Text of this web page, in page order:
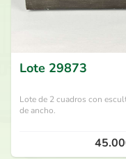
Lote 29873
Lote de 2 cuadros con
de ancho.